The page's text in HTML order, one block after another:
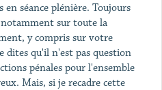
séance plénière. Toujours
sur toute la
y compris sur votre
dites qu'il n'est pas question
pénales pour l'ensemble
Mais, si je recadre cette